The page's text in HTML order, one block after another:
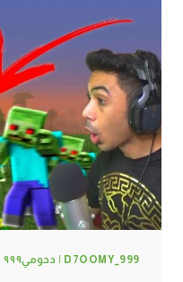
دمر
حياتي
D7OOMY_999 | دحومي٩٩٩